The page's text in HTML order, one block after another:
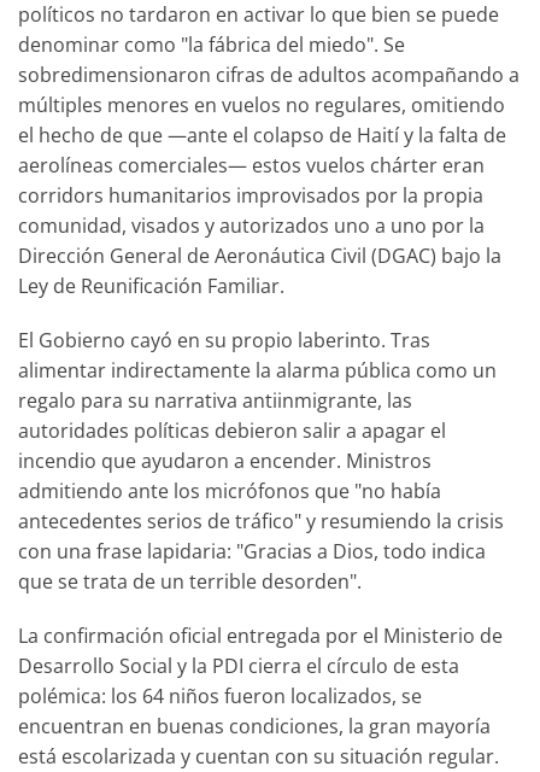
políticos no tardaron en activar lo que bien se puede
denominar como "la fábrica del miedo". Se
sobredimensionaron cifras de adultos acompañando a
múltiples menores en vuelos no regulares, omitiendo
el hecho de que —ante el colapso de Haití y la falta de
aerolíneas comerciales— estos vuelos chárter eran
corridors humanitarios improvisados por la propia
comunidad, visados y autorizados uno a uno por la
Dirección General de Aeronáutica Civil (DGAC) bajo la
Ley de Reunificación Familiar.
El Gobierno cayó en su propio laberinto. Tras
alimentar indirectamente la alarma pública como un
regalo para su narrativa antiinmigrante, las
autoridades políticas debieron salir a apagar el
incendio que ayudaron a encender. Ministros
admitiendo ante los micrófonos que "no había
antecedentes serios de tráfico" y resumiendo la crisis
con una frase lapidaria: "Gracias a Dios, todo indica
que se trata de un terrible desorden".
La confirmación oficial entregada por el Ministerio de
Desarrollo Social y la PDI cierra el círculo de esta
polémica: los 64 niños fueron localizados, se
encuentran en buenas condiciones, la gran mayoría
está escolarizada y cuentan con su situación regular.